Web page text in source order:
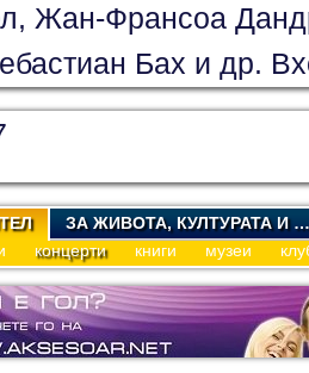
Жан-Франсоа
Бах и др.
ЗА ЖИВОТА, КУЛТУРАТА И …
концерти книги музеи